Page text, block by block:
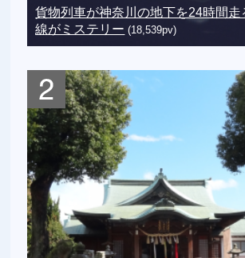
貨物列車が神奈川の地下を24時間走
線がミステリー (18,539pv)